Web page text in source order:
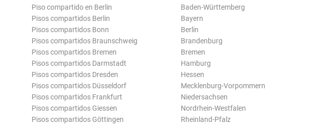
Piso compartido en Berlin
Pisos compartidos Berlin
Pisos compartidos Bonn
Pisos compartidos Braunschweig
Pisos compartidos Bremen
Pisos compartidos Darmstadt
Pisos compartidos Dresden
Pisos compartidos Düsseldorf
Pisos compartidos Frankfurt
Pisos compartidos Giessen
Pisos compartidos Göttingen
Baden-Württemberg
Bayern
Berlin
Brandenburg
Bremen
Hamburg
Hessen
Mecklenburg-Vorpommern
Niedersachsen
Nordrhein-Westfalen
Rheinland-Pfalz